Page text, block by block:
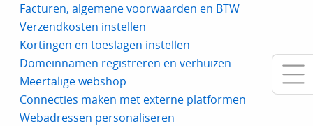
Facturen, algemene voorwaarden en BTW
Verzendkosten instellen
Kortingen en toeslagen instellen
Domeinnamen registreren en verhuizen
Meertalige webshop
Connecties maken met externe platformen
Webadressen personaliseren